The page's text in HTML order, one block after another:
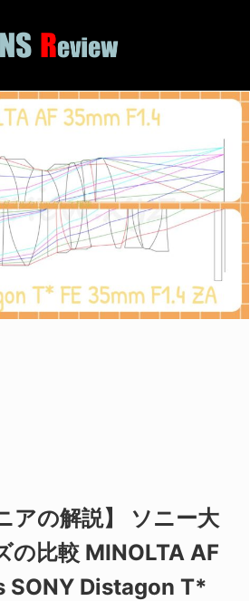
アの解説】 ソニー大
の比較 MINOLTA AF
SONY Distagon T*